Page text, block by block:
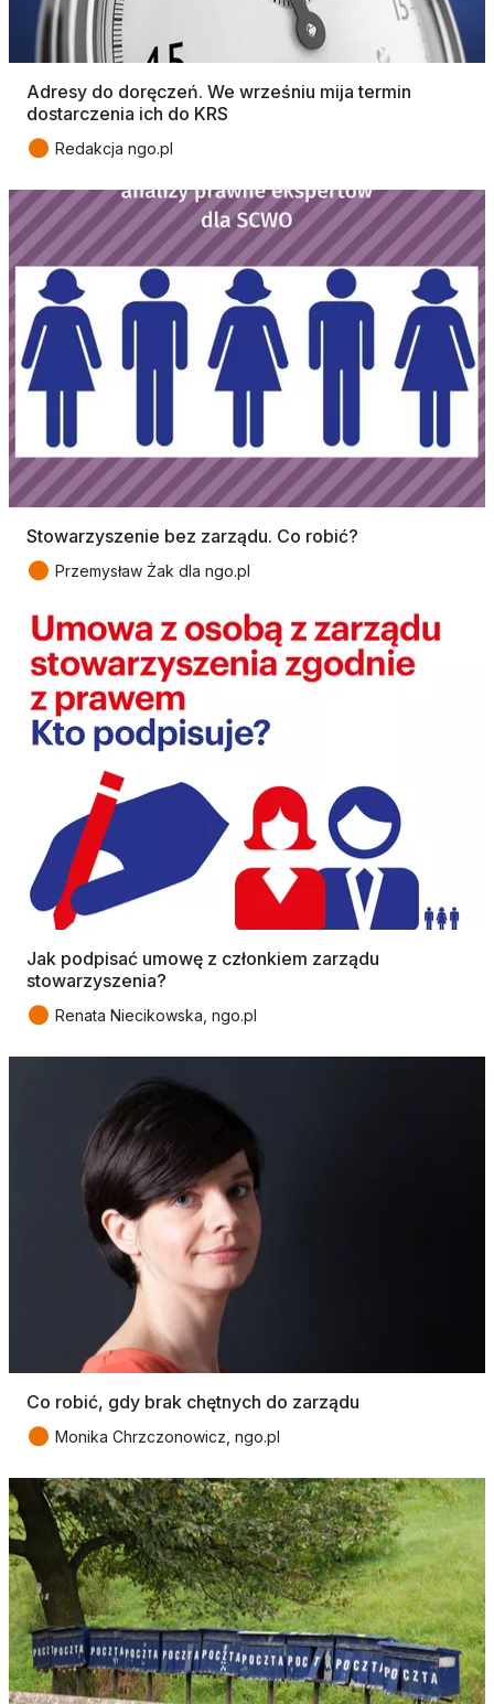
Adresy do doręczeń. We wrześniu mija termin
dostarczenia ich do KRS
● Redakcja ngo.pl
Stowarzyszenie bez zarządu. Co robić?
● Przemysław Żak dla ngo.pl
Jak podpisać umowę z członkiem zarządu
stowarzyszenia?
● Renata Niecikowska, ngo.pl
Co robić, gdy brak chętnych do zarządu
● Monika Chrzczonowicz, ngo.pl